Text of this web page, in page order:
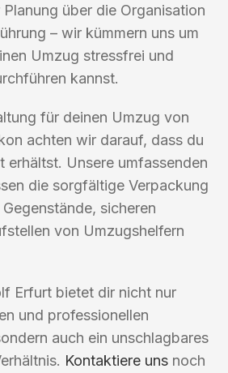
über die Organisation
– wir kümmern uns um
Umzug stressfrei und
kannst.
für deinen Umzug von
achten wir darauf, dass du
erhältst. Unsere umfassenden
die sorgfältige Verpackung
Gegenstände, sicheren
von Umzugshelfern
Erfurt bietet dir nicht nur
und professionellen
auch ein unschlagbares
Kontaktiere uns noch